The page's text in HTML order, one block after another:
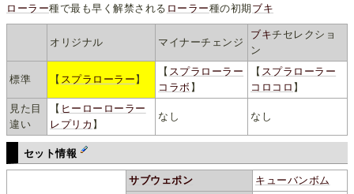
ローラー種で最も早く解禁される ローラー種の初期 ブキ
オリジナル マイナーチェンジ
ブキチセレクショ
ン
標準 【 スプラローラー 】
【 スプラローラー
コラボ 】
【 スプラローラー
コロコロ 】
見た目
違い
【 ヒーローローラー
レプリカ 】
なし なし
セット情報
サブウェポン
キューバンボム